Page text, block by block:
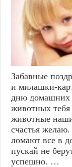
Забавные
и милашки-
дню
животных
животные
счастья
ломают все в
пускай не
успешно. …